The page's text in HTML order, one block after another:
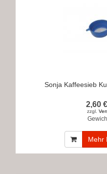
Sonja Kaffeesieb
2,60 €
zzgl.
Mehr